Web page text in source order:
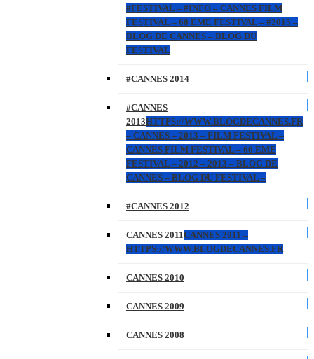
#FESTIVAL – #INFO – CANNES FILM
FESTIVAL – 68 EME FESTIVAL – #2015 –
BLOG DE CANNES – BLOG DU
FESTIVAL
#CANNES 2014
#CANNES
2013HTTPS://WWW.BLOGDECANNES.FR
– CANNES – 2013 – FILM FESTIVAL –
CANNES FILM FESTIVAL – 66 EME
FESTIVAL – 2012 – 2013 – BLOG DE
CANNES – BLOG DU FESTIVAL –
#CANNES 2012
CANNES 2011CANNES 2011 –
HTTPS://WWW.BLOGDECANNES.FR
CANNES 2010
CANNES 2009
CANNES 2008